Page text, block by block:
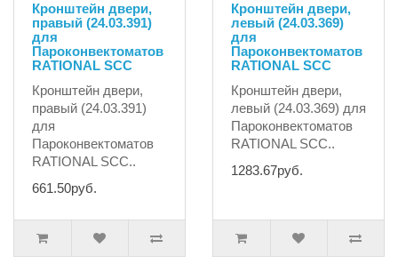
Кронштейн двери,
правый (24.03.391)
для
Пароконвектоматов
RATIONAL SCC
Кронштейн двери,
правый (24.03.391)
для
Пароконвектоматов
RATIONAL SCC..
661.50руб.
Кронштейн двери,
левый (24.03.369)
для
Пароконвектоматов
RATIONAL SCC
Кронштейн двери,
левый (24.03.369) для
Пароконвектоматов
RATIONAL SCC..
1283.67руб.